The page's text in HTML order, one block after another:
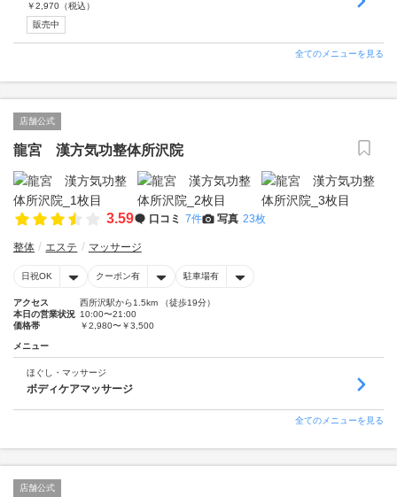
￥2,970 （税込）
販売中
全てのメニューを見る
店舗公式
龍宮 漢方気功整体所沢院
3.59 口コミ 7件 写真 23枚
整体 エステ マッサージ
日祝OK クーポン有 駐車場有
アクセス
西所沢駅から1.5km （徒歩19分）
本日の営業状況 10:00〜21:00
価格帯
￥2,980〜￥3,500
メニュー
ほぐし・マッサージ
ボディケアマッサージ
全てのメニューを見る
店舗公式